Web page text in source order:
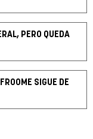
PERO QUEDA
SIGUE DE